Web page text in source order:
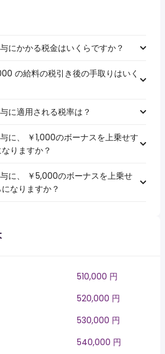
にかかる税金はいくらですか？
の給料の税引き後の手取りはいく
に適用される税率は？
に、 ￥1,000のボーナスを上乗せす
りますか？
に、 ￥5,000のボーナスを上乗せ
なりますか？
510,000 円
520,000 円
530,000 円
540,000 円